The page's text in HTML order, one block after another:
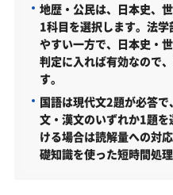
大学入学共通テスト
度）
立正大学法学部はど
難易度（前年度の入
取得できる資格・主
地歴・公民は、日本史、
1科目を選択します。法
やすい一方で、日本史・
判定に入れば有効なので
す。
国語は現代文2題が必答
文・漢文のいずれか1題
ける場合は読解量への対
礎知識を使った短時間処